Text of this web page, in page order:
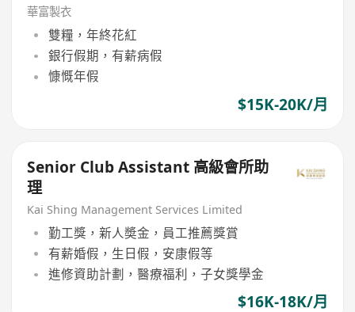
華富製衣
雙糧，年終花紅
銀行假期，有薪病假
慷慨年假
$15K-20K/月
Senior Club Assistant 高級會所助
理
Kai Shing Management Services Limited
勤工獎，新人奬金，員工推薦獎賞
有薪婚假，生日假，安康假等
進修資助計劃，醫療福利，子女獎學金
$16K-18K/月